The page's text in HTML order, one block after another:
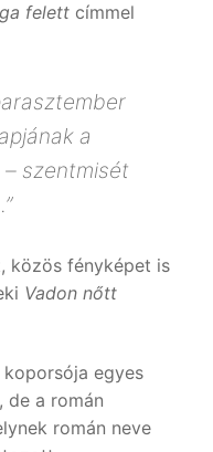
felett címmel
a
szentmisét
közös fényképet is
Vadon nőtt
egyes
de a román
román neve